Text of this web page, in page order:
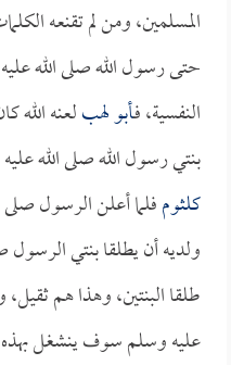
المسلمين، ومن لم تقنعه
حتى رسول الله صلى الله
النفسية، فـأبو لهبلعنه
بنتي رسول الله صلى الله
كلثومفلما أعلن الرسول صلى
ولديه أن يطلقا بنتي
طلقا البنتين، وهذا هم
عليه وسلم سوف ينشغل